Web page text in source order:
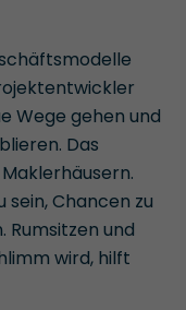
Wege gehen und
Das
sein, Chancen zu
Rumsitzen und
wird, hilft